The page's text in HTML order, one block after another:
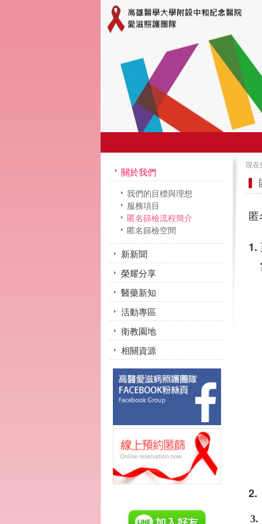
現在
1.
2.
3.
關於我們
我們的目標與理想
服務項目
匿名篩檢流程簡介
匿名篩檢空間
新新聞
榮耀分享
醫藥新知
活動專區
衛教園地
相關資源